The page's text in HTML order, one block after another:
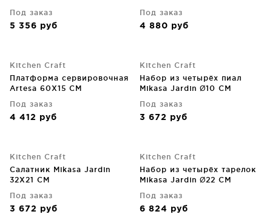
Под заказ
5 356 руб
Под заказ
4 880 руб
Kitchen Craft
Платформа сервировочная
Artesa 60X15 CM
Под заказ
4 412 руб
Kitchen Craft
Набор из четырёх пиал
Mikasa Jardin Ø10 CM
Под заказ
3 672 руб
Kitchen Craft
Салатник Mikasa Jardin
32X21 CM
Под заказ
3 672 руб
Kitchen Craft
Набор из четырёх тарелок
Mikasa Jardin Ø22 CM
Под заказ
6 824 руб